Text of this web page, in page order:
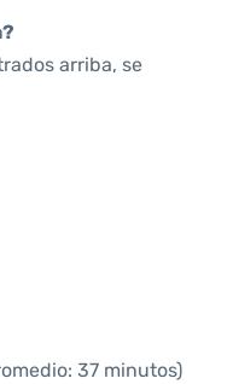
arriba, se
37 minutos)